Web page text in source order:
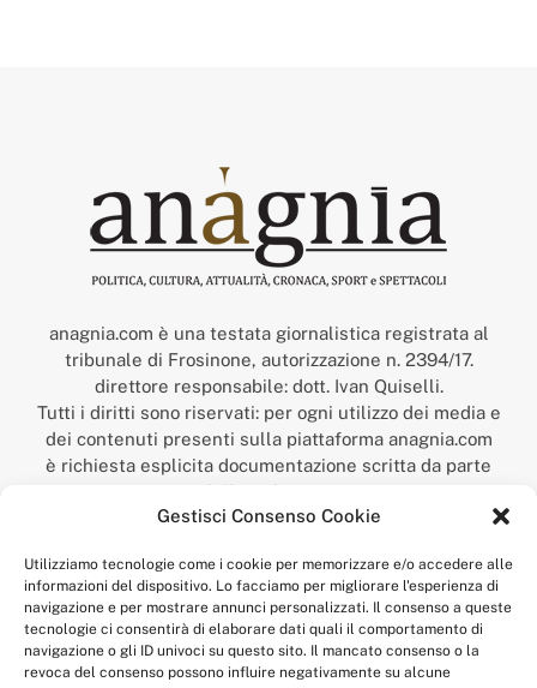
Gestisci Consenso Cookie
Utilizziamo tecnologie come i cookie per memorizzare e/o accedere alle
informazioni del dispositivo. Lo facciamo per migliorare l'esperienza di
navigazione e per mostrare annunci personalizzati. Il consenso a queste
tecnologie ci consentirà di elaborare dati quali il comportamento di
navigazione o gli ID univoci su questo sito. Il mancato consenso o la
revoca del consenso possono influire negativamente su alcune
anagnia.com è una testata giornalistica registrata al
tribunale di Frosinone, autorizzazione n. 2394/17.
direttore responsabile: dott. Ivan Quiselli.
Tutti i diritti sono riservati: per ogni utilizzo dei media e
dei contenuti presenti sulla piattaforma anagnia.com
è richiesta esplicita documentazione scritta da parte
della redazione.
“Anagnia” è un marchio registrato presso l’Ufficio Italiano
Economico,
num. registrazione: 302017000014044 del 9 febbraio 2017.
Per contatti:redazione@anagnia.com